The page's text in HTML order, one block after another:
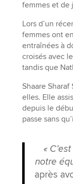
femmes et de
Lors d’un
femmes ont
entraînées à
croisés avec
tandis que
Shaare Sharaf
elles. Elle
depuis le
passe sans
«
notre
après